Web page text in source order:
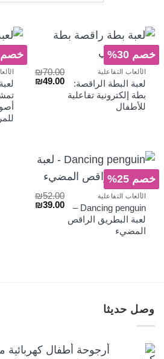
خصم 30%
الألعاب التفاعلية
لعبة البطة الراقصة:
بطة إلكترونية تفاعلية
للأطفال
₪70.00
السعر₪49.00
السعر
الحالي
خصم 29%
خصم 25%
الألعاب التفاعلية
Dancing penguin –
لعبة البطريق الراقص
المضيء
₪52.00
السعر₪39.00
وصل حديثا
أرجوحة أطفال كهربائية